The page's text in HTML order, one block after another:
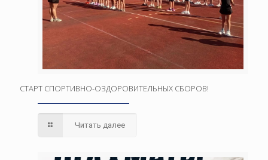
СТАРТ СПОРТИВНО-ОЗДОРОВИТЕЛЬНЫХ СБОРОВ!
Читать далее